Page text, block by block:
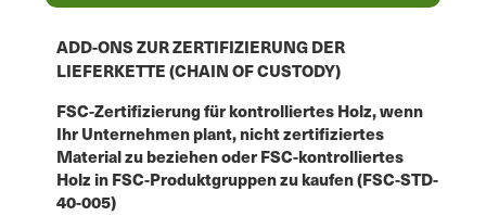
ADD-ONS ZUR ZERTIFIZIERUNG DER
LIEFERKETTE (CHAIN OF CUSTODY)
FSC-Zertifizierung für kontrolliertes Holz, wenn
Ihr Unternehmen plant, nicht zertifiziertes
Material zu beziehen oder FSC-kontrolliertes
Holz in FSC-Produktgruppen zu kaufen (FSC-STD-
40-005)